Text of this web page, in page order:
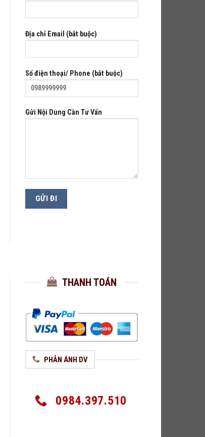
Địa chỉ Email (bắt buộc)
Số điện thoại/ Phone (bắt buộc)
Gửi Nội Dung Cần Tư Vấn
THANH TOÁN
PHẢN ÁNH DV
0984.397.510